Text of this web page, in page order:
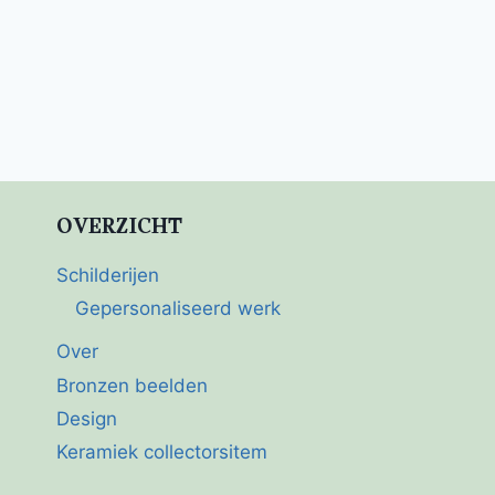
OVERZICHT
Schilderijen
Gepersonaliseerd werk
Over
Bronzen beelden
Design
Keramiek collectorsitem